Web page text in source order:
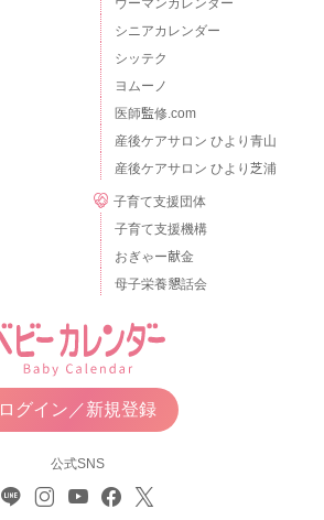
ウーマンカレンダー
シニアカレンダー
シッテク
ヨムーノ
医師監修.com
産後ケアサロン ひより青山
産後ケアサロン ひより芝浦
子育て支援団体
子育て支援機構
おぎゃー献金
母子栄養懇話会
ログイン／新規登録
公式SNS